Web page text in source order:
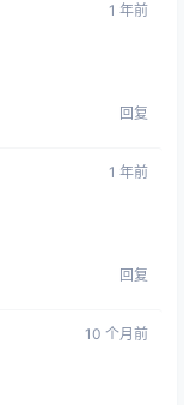
1 年前
回复
1 年前
回复
10 个月前